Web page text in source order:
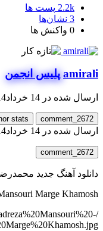
2.2k پست ها
3 نشان‌ها
0 واکنش ها
amirali پلیس انجمن
ارسال شده در 14 خرداد 14
comment_2672
stats
ارسال شده در 14 خرداد 14
comment_2672
دانلود آهنگ جدید
Marge Khamosh